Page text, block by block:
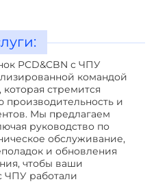
PCD&CBN с ЧПУ
командой
стремится
производительность и
Мы предлагаем
руководство по
обслуживание,
и обновления
чтобы ваши
ЧПУ работали